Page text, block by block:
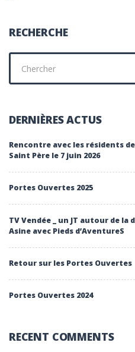
RECHERCHE
DERNIÈRES ACTUS
Rencontre avec les résidents de
Saint Père le 7 juin 2026
Portes Ouvertes 2025
TV Vendée _ un JT autour de
Asine avec Pieds d’AventureS
Retour sur les Portes Ouvertes
Portes Ouvertes 2024
RECENT COMMENTS